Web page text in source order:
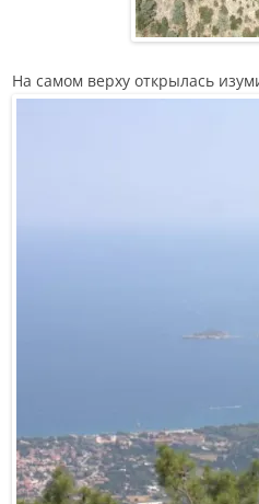
На самом верху открылась